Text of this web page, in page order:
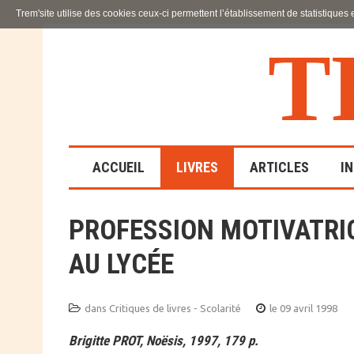
T
ACCUEIL LIVRES
LA FAMILLE
EN SOUFFRANCE
ÉDUCATIVE
SCIENCES HUMAINES
ARTICLES
PROFESSION
AU LYCÉE
dans Critiques de livres - Scolarité le 09 avril 1998
Brigitte PROT, Noësis, 1997, 179 p.
Trem'site utilise des cookies ceux-ci permettent l’établissement de statistiques